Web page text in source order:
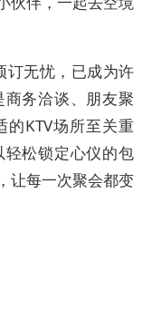
订无忧，已成为许
务洽谈、朋友聚
KTV场所至关重
松锁定心仪的包
让每一次聚会都变